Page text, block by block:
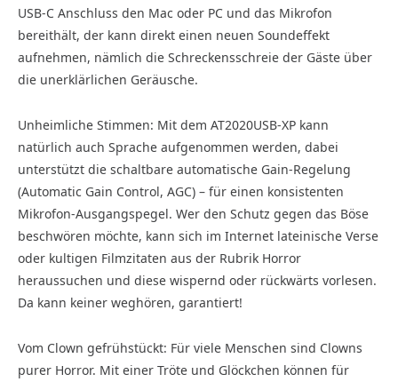
USB-C Anschluss den Mac oder PC und das Mikrofon
bereithält, der kann direkt einen neuen Soundeffekt
aufnehmen, nämlich die Schreckensschreie der Gäste über
die unerklärlichen Geräusche.
Unheimliche Stimmen: Mit dem AT2020USB-XP kann
natürlich auch Sprache aufgenommen werden, dabei
unterstützt die schaltbare automatische Gain-Regelung
(Automatic Gain Control, AGC) – für einen konsistenten
Mikrofon-Ausgangspegel. Wer den Schutz gegen das Böse
beschwören möchte, kann sich im Internet lateinische Verse
oder kultigen Filmzitaten aus der Rubrik Horror
heraussuchen und diese wispernd oder rückwärts vorlesen.
Da kann keiner weghören, garantiert!
Vom Clown gefrühstückt: Für viele Menschen sind Clowns
purer Horror. Mit einer Tröte und Glöckchen können für